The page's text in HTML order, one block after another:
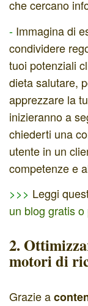
che cercano
- Immagina di
condividere
tuoi potenziali
dieta salutare,
apprezzare la
inizieranno a
chiederti una
utente in un
competenze e
>>> Leggi
un blog gratis
2.
motori di
Grazie a